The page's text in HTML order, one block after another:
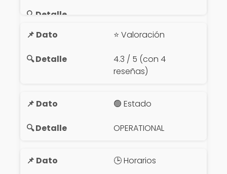
⭐ Valoración
4.3 / 5 (con 4
reseñas)
🟢 Estado
OPERATIONAL
🕒 Horarios